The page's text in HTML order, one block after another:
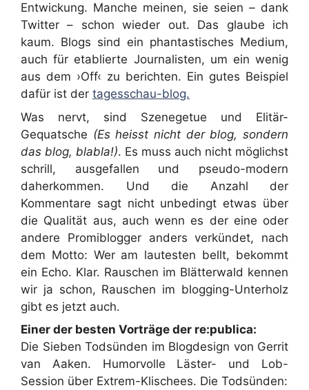
Entwickung. Manche meinen, sie seien – dank
Twitter – schon wieder out. Das glaube ich
kaum. Blogs sind ein phantastisches Medium,
auch für etablierte Journalisten, um ein wenig
aus dem ›Off‹ zu berichten. Ein gutes Beispiel
dafür ist der tagesschau-blog.
Was nervt, sind Szenegetue und Elitär-
Gequatsche (Es heisst nicht der blog, sondern
das blog, blabla!). Es muss auch nicht möglichst
schrill, ausgefallen und pseudo-modern
daherkommen. Und die Anzahl der
Kommentare sagt nicht unbedingt etwas über
die Qualität aus, auch wenn es der eine oder
andere Promiblogger anders verkündet, nach
dem Motto: Wer am lautesten bellt, bekommt
ein Echo. Klar. Rauschen im Blätterwald kennen
wir ja schon, Rauschen im blogging-Unterholz
gibt es jetzt auch.
Einer der besten Vorträge der re:publica:
Die Sieben Todsünden im Blogdesign von Gerrit
van Aaken. Humorvolle Läster- und Lob-
Session über Extrem-Klischees. Die Todsünden: